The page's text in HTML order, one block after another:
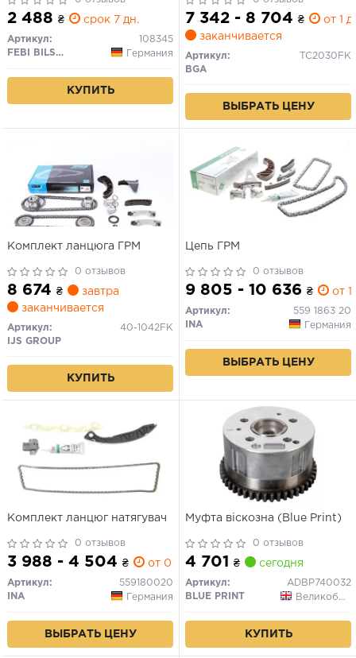
2 488 ₴ срок 7 дн.
Артикул:
108345
FEBI BILSTEIN
Германия
КУПИТЬ
7 342 - 8 704 ₴
от 1
заканчивается
Артикул:
TC2030FK
BGA
ВЫБРАТЬ ЦЕНУ
Комплект ланцюга ГРМ
0 отзывов
8 674 ₴
завтра
заканчивается
Артикул:
40-1042FK
IJS GROUP
КУПИТЬ
Цепь ГРМ
0 отзывов
9 805 - 10 636 ₴ от 1
Артикул:
559 1863 20
INA
Германия
ВЫБРАТЬ ЦЕНУ
Комплект ланцюг натягувач
0 отзывов
3 988 - 4 504 ₴ от 0 дн.
Артикул:
559180020
INA
Германия
ВЫБРАТЬ ЦЕНУ
Муфта віскозна (Blue Print)
0 отзывов
4 701 ₴ сегодня
Артикул:
ADBP740032
BLUE PRINT
Великобритания
КУПИТЬ